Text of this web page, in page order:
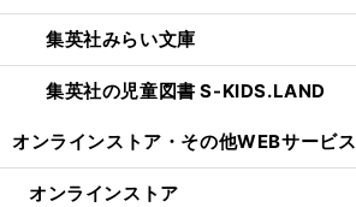
集英社みらい文庫
集英社の児童図書 S-KIDS.LAND
オンラインストア・ その他WEBサービス
オンラインストア